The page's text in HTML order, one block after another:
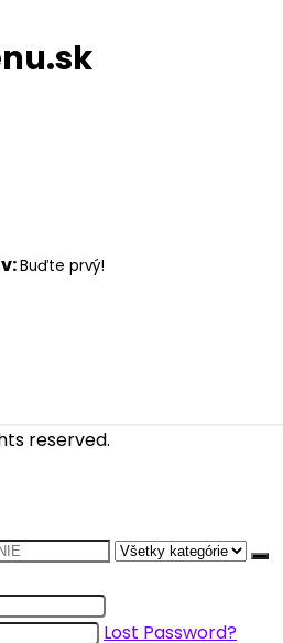
Buďte prvý!
reserved.
Lost Password?